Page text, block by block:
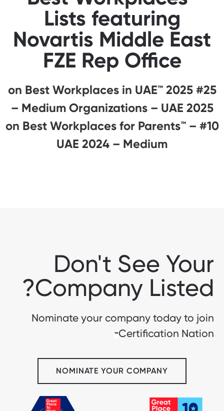
Lists featuring
Novartis Middle East
FZE Rep Office
#25 on Best Workplaces in UAE™ 2025
– Medium Organizations – UAE 2025
#10 on Best Workplaces for Parents™️ –
UAE 2024 – Medium
Don't See Your
Company Listed?
Nominate your company today to join
Certification Nation
™
NOMINATE YOUR COMPANY